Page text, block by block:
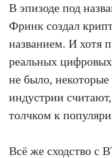
В эпизоде под
Фринк создал
названием. И хотя
реальных
не было, некоторые
индустрии
толчком к
Всё же сходство с